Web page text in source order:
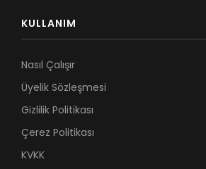
KULLANIM
Nasıl Çalışır
Üyelik Sözleşmesi
Gizlilik Politikası
Çerez Politikası
KVKK